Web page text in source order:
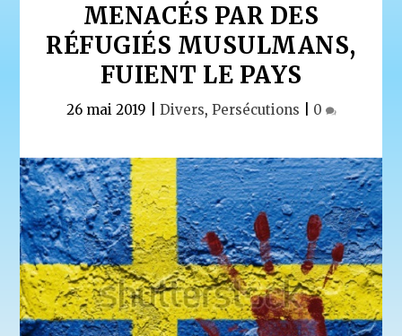
MENACÉS PAR DES
RÉFUGIÉS MUSULMANS,
FUIENT LE PAYS
26 mai 2019 Divers, Persécutions 0